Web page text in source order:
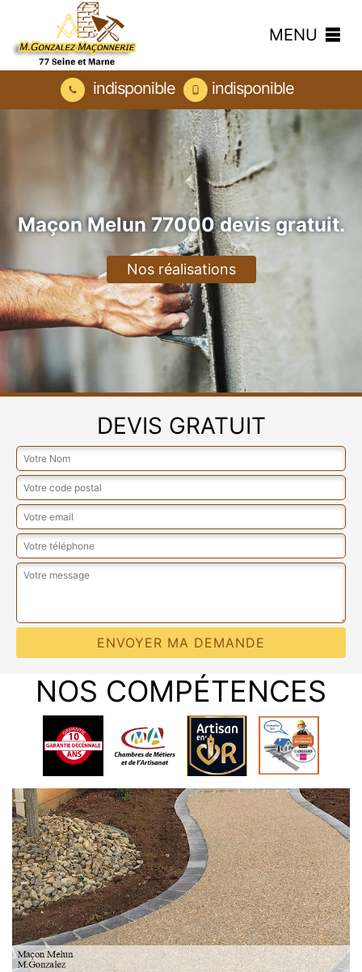
MENU
indisponible indisponible
Maçon Melun 77000 devis gratuit.
Nos réalisations
DEVIS GRATUIT
NOS COMPÉTENCES